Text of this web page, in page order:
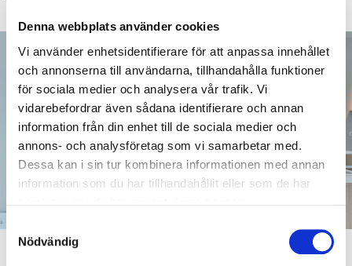
Denna webbplats använder cookies
Vi använder enhetsidentifierare för att anpassa innehållet
och annonserna till användarna, tillhandahålla funktioner
för sociala medier och analysera vår trafik. Vi
vidarebefordrar även sådana identifierare och annan
information från din enhet till de sociala medier och
annons- och analysföretag som vi samarbetar med.
Dessa kan i sin tur kombinera informationen med annan
information som du har tillhandahållit eller som de har
Nödvändig